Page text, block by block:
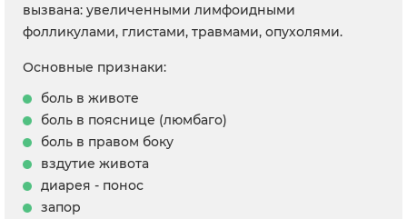
вызвана: увеличенными лимфоидными
фолликулами, глистами, травмами, опухолями.
Основные признаки:
боль в животе
боль в пояснице (люмбаго)
боль в правом боку
вздутие живота
диарея - понос
запор